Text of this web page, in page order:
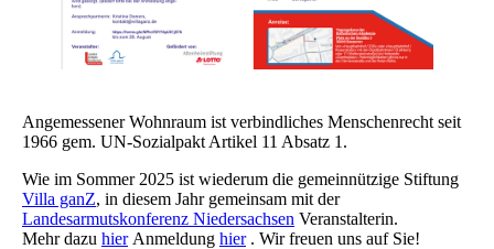
Angemessener Wohnraum ist verbindliches Menschenrecht seit
1966 gem. UN-Sozialpakt Artikel 11 Absatz 1.
Wie im Sommer 2025 ist wiederum die gemeinnützige Stiftung
Villa ganZ, in diesem Jahr gemeinsam mit der
Landesarmutskonferenz Niedersachsen Veranstalterin.
Mehr dazu hierAnmeldung hier. Wir freuen uns auf Sie!